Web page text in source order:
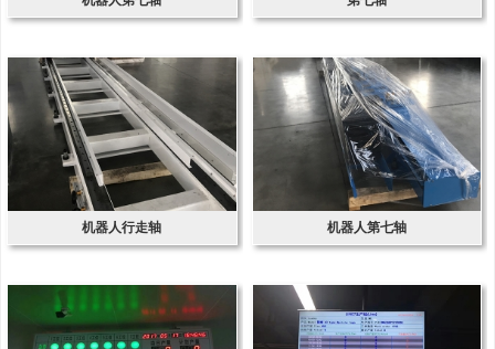
机器人行走轴 机器人第七轴